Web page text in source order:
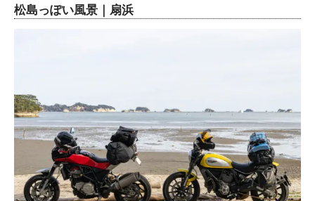
松島っぽい風景｜扇浜